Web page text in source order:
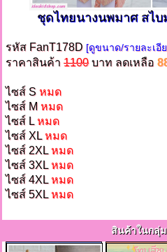
ชุดไทยนางนพมาศ สไ
รหัส FanT178D [ดูขนาด/รายละเอี
ราคาสินค้า 1100บาท ลดเหลือ
ไซส์ S หมด
ไซส์ M หมด
ไซส์ L หมด
ไซส์ XL หมด
ไซส์ 2XL หมด
ไซส์ 3XL หมด
ไซส์ 4XL หมด
ไซส์ 5XL หมด
สินค้าในกลุ่